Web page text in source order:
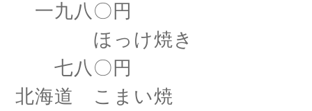
一九八〇円
ほっけ焼き
七八〇円
北海道 こまい焼